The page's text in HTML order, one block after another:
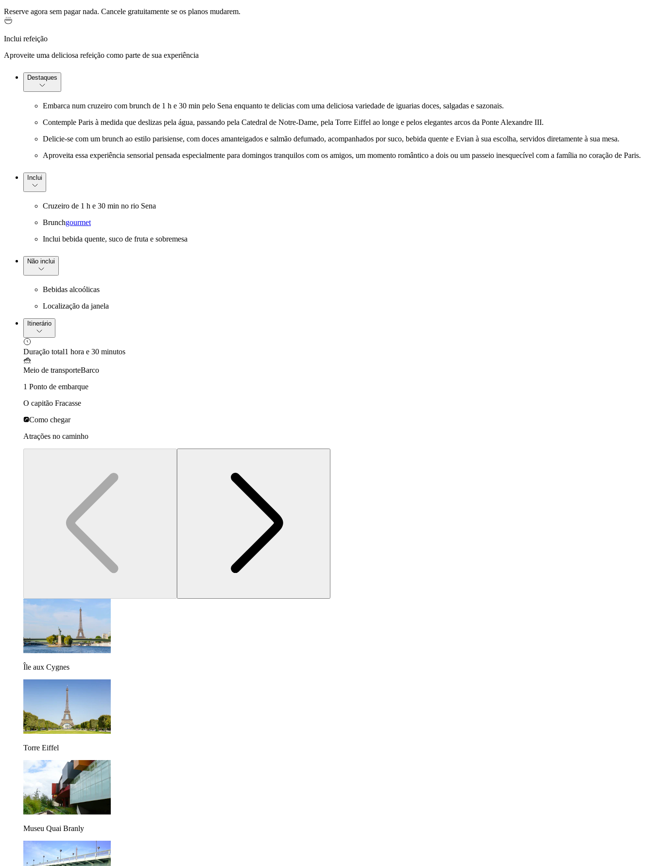
Reserve agora sem pagar nada. Cancele gratuitamente se os planos mudarem.
Inclui refeição
Aproveite uma deliciosa refeição como parte de sua experiência
Destaques
Embarca num cruzeiro com brunch de 1 h e 30 min pelo Sena enquanto te delicias com uma deliciosa variedade de iguarias doces, salgadas e sazonais.
Contemple Paris à medida que deslizas pela água, passando pela Catedral de Notre-Dame, pela Torre Eiffel ao longe e pelos elegantes arcos da Ponte Alexandre III.
Delicie-se com um brunch ao estilo parisiense, com doces amanteigados e salmão defumado, acompanhados por suco, bebida quente e Evian à sua escolha, servidos diretamente à sua mesa.
Aproveita essa experiência sensorial pensada especialmente para domingos tranquilos com os amigos, um momento romântico a dois ou um passeio inesquecível com a família no coração de Paris.
Inclui
Cruzeiro de 1 h e 30 min no rio Sena
Brunchgourmet
Inclui bebida quente, suco de fruta e sobremesa
Não inclui
Bebidas alcoólicas
Localização da janela
Itinerário
Duração total1 hora e 30 minutos
Meio de transporteBarco
1 Ponto de embarque
O capitão Fracasse
Como chegar
Atrações no caminho
Île aux Cygnes
Torre Eiffel
Museu Quai Branly